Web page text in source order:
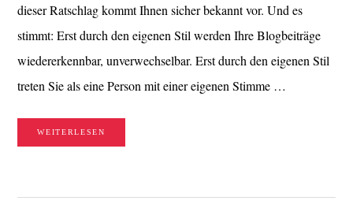
dieser Ratschlag kommt Ihnen sicher bekannt vor. Und es
stimmt: Erst durch den eigenen Stil werden Ihre Blogbeiträge
wiedererkennbar, unverwechselbar. Erst durch den eigenen Stil
treten Sie als eine Person mit einer eigenen Stimme …
WEITERLESEN